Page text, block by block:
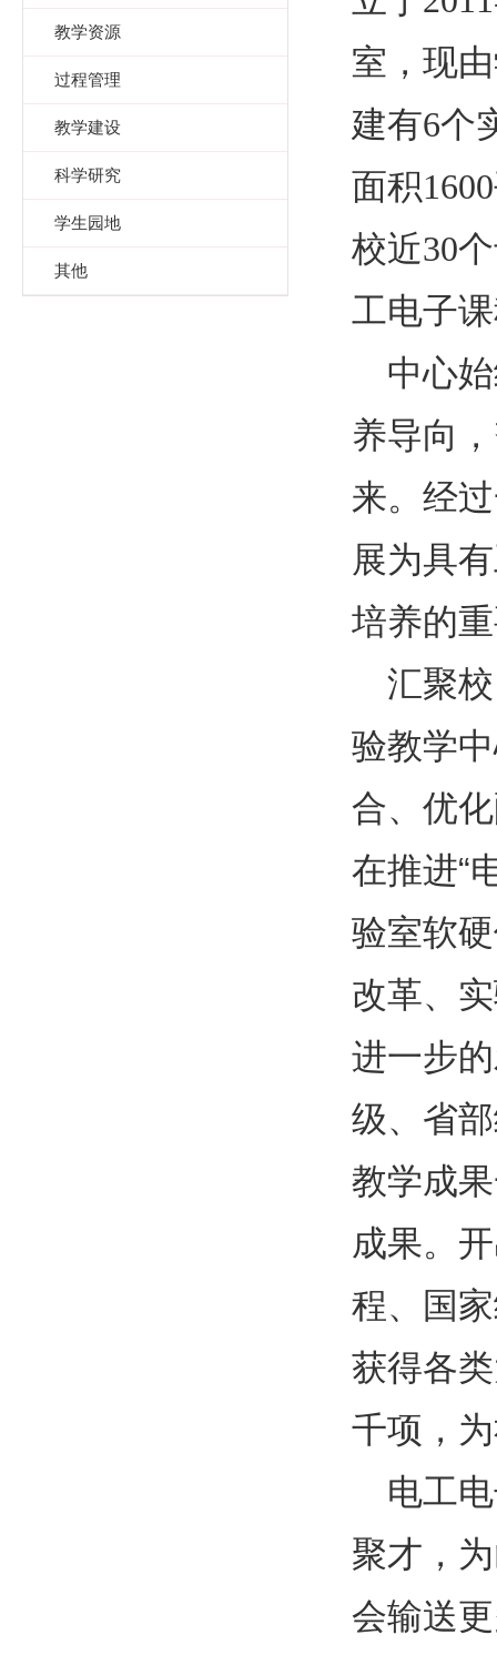
教学资源
过程管理
教学建设
科学研究
学生园地
其他
室，现
建有6个
面积1600
校近30
工电子
中心
养导向
来。经
展为具
培养的
汇聚
验教学
合、优
在推进“
验室软
改革、
进一步
级、省
教学成
成果。
程、国
获得各
千项，
电工
聚才，
会输送